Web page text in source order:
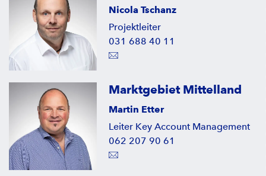
Nicola Tschanz
Projektleiter
031 688 40 11
Marktgebiet Mittelland
Martin Etter
Leiter Key Account Management
062 207 90 61